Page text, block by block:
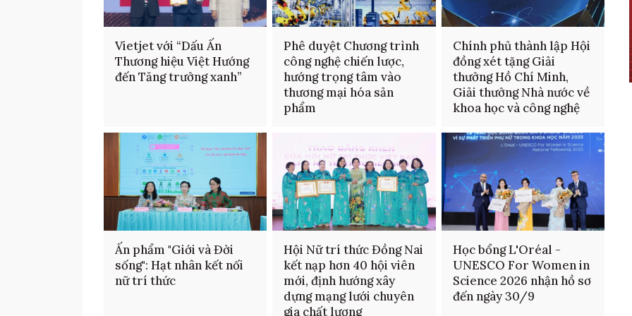
Vietjet với “Dấu Ấn
Thương hiệu Việt Hướng
đến Tăng trưởng xanh”
Phê duyệt Chương trình
công nghệ chiến lược,
hướng trọng tâm vào
thương mại hóa sản
phẩm
Chính phủ thành lập Hội
đồng xét tặng Giải
thưởng Hồ Chí Minh,
Giải thưởng Nhà nước về
khoa học và công nghệ
Ấn phẩm "Giới và Đời
sống": Hạt nhân kết nối
nữ trí thức
Hội Nữ trí thức Đồng Nai
kết nạp hơn 40 hội viên
mới, định hướng xây
dựng mạng lưới chuyên
gia chất lượng
Học bổng L'Oréal -
UNESCO For Women in
Science 2026 nhận hồ sơ
đến ngày 30/9